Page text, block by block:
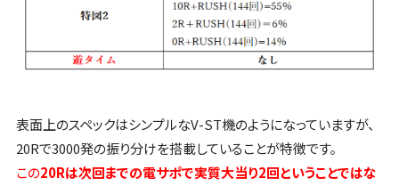
表面上のスペックはシンプルなV-ST機のようになっていますが、
20Rで3000発の振り分けを搭載していることが特徴です。
この20Rは次回までの電サポで実質大当り2回ということではな